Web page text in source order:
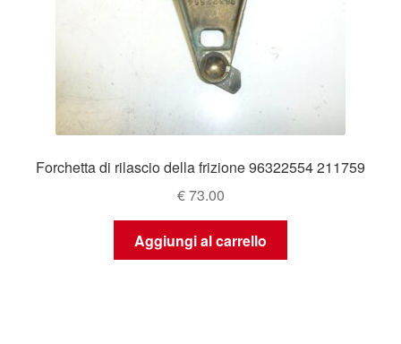
Forchetta di rilascio della frizione 96322554 211759
€73.00
Aggiungi al carrello